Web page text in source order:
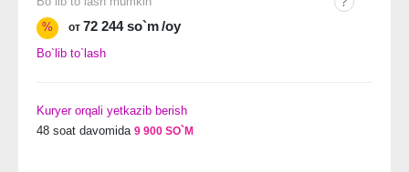
%
от 72 244 so`m/oy
Bo`lib to`lash
Kuryer orqali yetkazib berish
48 soat davomida 9 900 SO`M